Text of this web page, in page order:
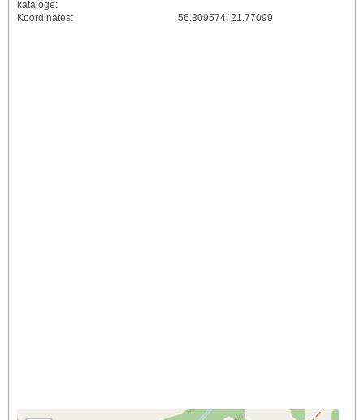
kataloge:
Koordinatės: 56.309574, 21.77099